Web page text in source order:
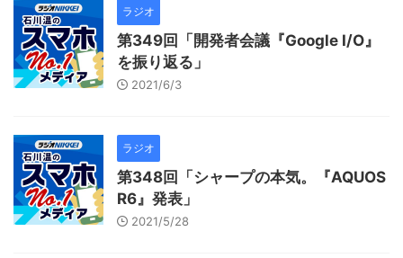
ラジオ
第349回「開発者会議『Google I/O』
を振り返る」
2021/6/3
ラジオ
第348回「シャープの本気。『AQUOS
R6』発表」
2021/5/28